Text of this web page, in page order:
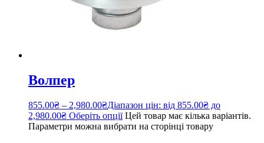
Волпер
855.00₴ – 2,980.00₴Діапазон цін: від 855.00₴ до
2,980.00₴ Оберіть опції Цей товар має кілька варіантів.
Параметри можна вибрати на сторінці товару